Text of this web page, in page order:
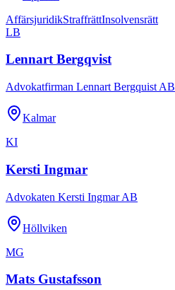
AffärsjuridikStraffrättInsolvensrätt
LB
Lennart Bergqvist
Advokatfirman Lennart Bergquist AB
Kalmar
KI
Kersti Ingmar
Advokaten Kersti Ingmar AB
Höllviken
MG
Mats Gustafsson